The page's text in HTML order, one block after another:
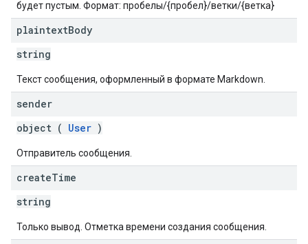
будет пустым. Формат: пробелы/{пробел}/ветки/{ветка}
plaintextBody
string
Текст сообщения, оформленный в формате Markdown.
sender
object ( User )
Отправитель сообщения.
createTime
string
Только вывод. Отметка времени создания сообщения.